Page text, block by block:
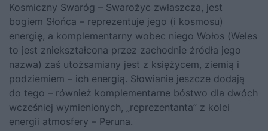
Kosmiczny Swaróg – Swarożyc zwłaszcza, jest
bogiem Słońca – reprezentuje jego (i kosmosu)
energię, a komplementarny wobec niego Wołos (Weles
to jest zniekształcona przez zachodnie źródła jego
nazwa) zaś utożsamiany jest z księżycem, ziemią i
podziemiem – ich energią. Słowianie jeszcze dodają
do tego – również komplementarne bóstwo dla dwóch
wcześniej wymienionych, „reprezentanta” z kolei
energii atmosfery – Peruna.